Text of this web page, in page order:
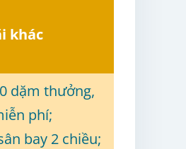
khác
dặm thưởng,
phí;
bay 2 chiều;